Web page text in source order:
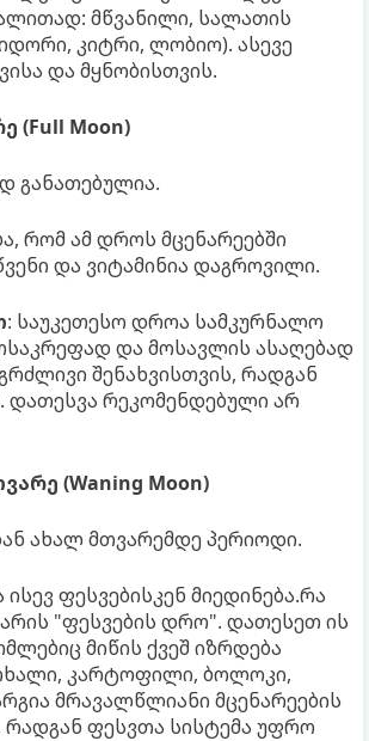
მწვანილი, სალათის
კიტრი, ლობიო). ასევე
და მყნობისთვის.
(Full Moon)
განათებულია.
რომ ამ დროს მცენარეებში
და ვიტამინია დაგროვილი.
: საუკეთესო დროა სამკურნალო
და მოსავლის ასაღებად
შენახვისთვის, რადგან
დათესვა რეკომენდებული არ
(Waning Moon)
ახალ მთვარემდე პერიოდი.
ისევ ფესვებისკენ მიედინება.რა
"ფესვების დრო". დათესეთ ის
მიწის ქვეშ იზრდება
კარტოფილი, ბოლოკი,
მრავალწლიანი მცენარეების
რადგან ფესვთა სისტემა უფრო